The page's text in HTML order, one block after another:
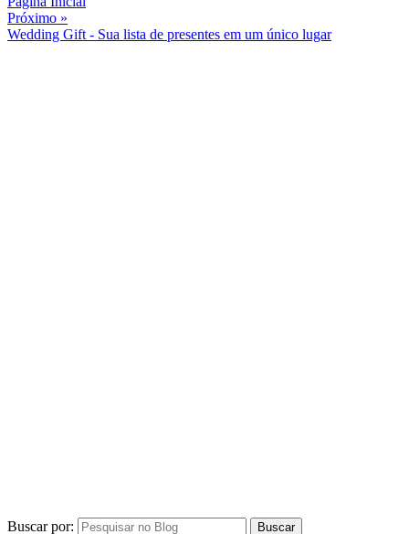
Próximo »
Wedding Gift - Sua lista de presentes em um único lugar
Buscar por: